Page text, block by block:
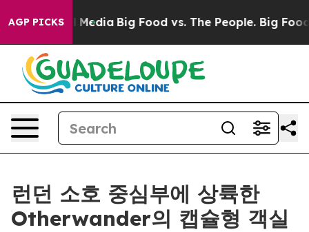
AGP PICKS
Media Big Food vs. The People. Big Food’s
런던 소호 중심부에 상륙한
Otherwander의 캡슐형 객실